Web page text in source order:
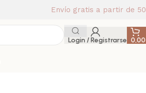
Envío gratis a partir de
Login / Registrarse